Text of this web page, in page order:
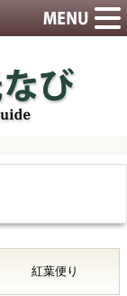
紅葉便り